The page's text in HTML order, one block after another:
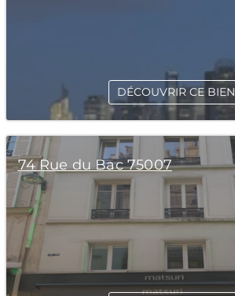
DÉCOUVRIR CE BIEN
74 Rue du Bac 75007